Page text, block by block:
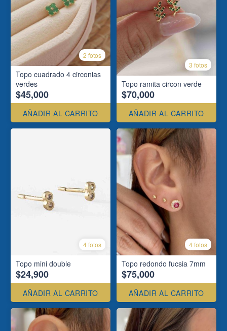
2 fotos
Topo cuadrado 4 circonias
verdes
$45,000
AÑADIR AL CARRITO
3 fotos
Topo ramita circon verde
$70,000
AÑADIR AL CARRITO
4 fotos
Topo mini double
$24,900
AÑADIR AL CARRITO
4 fotos
Topo redondo fucsia 7mm
$75,000
AÑADIR AL CARRITO